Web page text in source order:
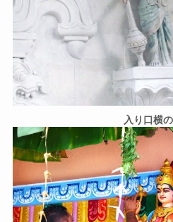
入り口横